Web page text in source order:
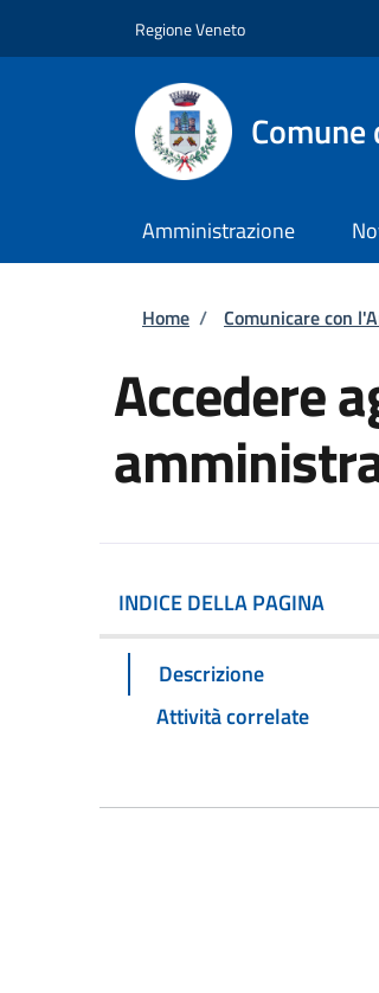
Regione Veneto
Comune
Amministrazione
Briciole di
Home / Comunicare con
Accedere
INDICE DELLA PAGINA
Descrizione
Attività correlate